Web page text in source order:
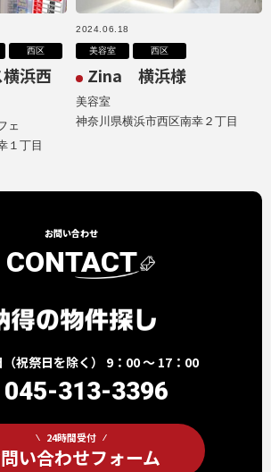
西区
浜西
ェ
１丁目
2024.06.18
美容室 西区
Zina 横浜様
美容室
神奈川県横浜市西区南幸２丁目
お問い合わせ
CONTACT
（祝祭日を除く） 9：00 ～ 17：00
045-313-3396
24時間受付
い合わせフォーム